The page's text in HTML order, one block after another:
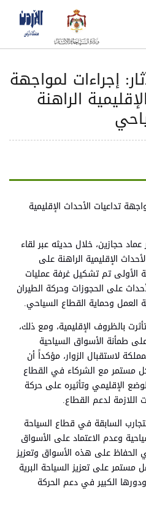
إجراءات لمواجهة
الراهنة
تداعيات الأحداث الإقليمية
عماد حجازين، خلال حديثه عبر لقاء
الإقليمية الراهنة على
الأولى تم تشكيل غرفة عمليات
على الحجوزات وحركة الطيران
العمل وحماية القطاع السياحي.
بالظروف الإقليمية، ومع ذلك،
طمأنة الأسواق السياحية
لاستقبال الزوار، مؤكداً أن
مستمر مع الشركاء في القطاع
الإقليمي وتأثيره على حركة
اللازمة لدعم القطاع.
السابقة في قطاع السياحة
وعدم الاعتماد على الأسواق
الحفاظ على هذه الأسواق وتعزيز
مستمر على تعزيز السياحة البرية
الكبير في دعم الحركة